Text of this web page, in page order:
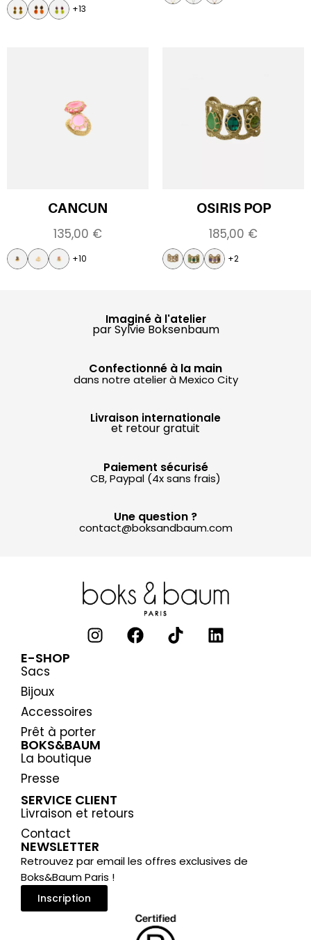
+13
CANCUN
135,00 €
+10
OSIRIS POP
185,00 €
+2
Imaginé à l'atelier
par Sylvie Boksenbaum
Confectionné à la main
dans notre atelier à Mexico City
Une question ?
contact@boksandbaum.com
Livraison internationale
et retour gratuit
Paiement sécurisé
CB, Paypal (4x sans frais)
E-SHOP
Sacs
Bijoux
Accessoires
Prêt à porter
BOKS&BAUM
La boutique
Presse
SERVICE CLIENT
Livraison et retours
Contact
NEWSLETTER
Retrouvez par email les offres exclusives de
Boks&Baum Paris !
Inscription